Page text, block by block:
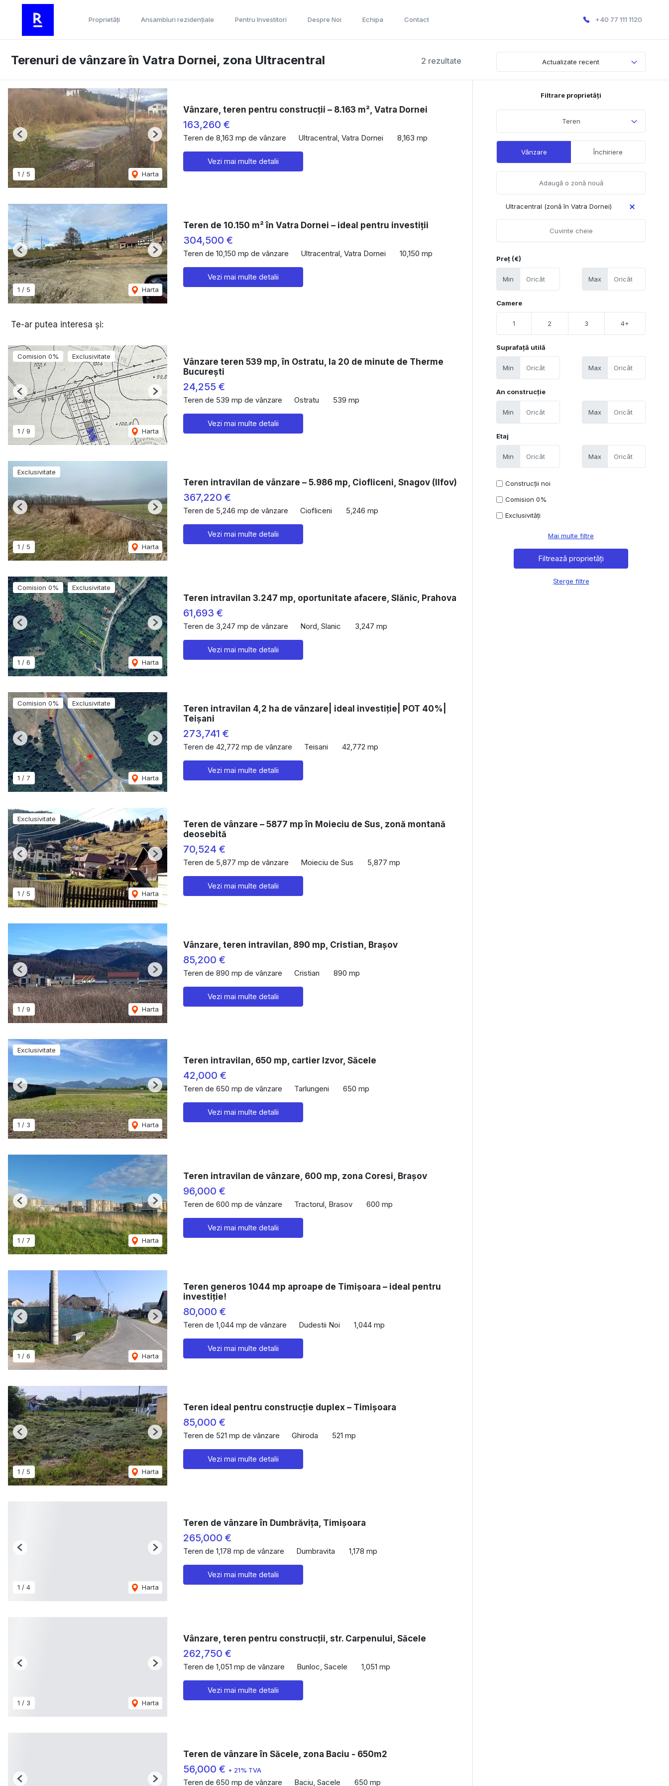
Proprietăți Ansambluri rezidențiale Pentru Investitori Despre Noi Echipa Contact +40 77 111 1120
2 rezultate
Terenuri de vânzare în Vatra Dornei, zona Ultracentral Actualizate recent
1 / 5 Harta
Previous Next
Vânzare, teren pentru construcții – 8.163 m², Vatra Dornei
163,260 €
Teren de 8,163 mp de vânzare Ultracentral, Vatra Dornei 8,163 mp
Vezi mai multe detalii
1 / 5 Harta
Previous Next
Teren de 10.150 m² în Vatra Dornei – ideal pentru investiții
304,500 €
Teren de 10,150 mp de vânzare Ultracentral, Vatra Dornei 10,150 mp
Vezi mai multe detalii
Te-ar putea interesa și:
Comision 0% Exclusivitate
1 / 9 Harta
Previous Next
Vânzare teren 539 mp, în Ostratu, la 20 de minute de Therme
București
24,255 €
Teren de 539 mp de vânzare Ostratu 539 mp
Vezi mai multe detalii
Exclusivitate
1 / 5 Harta
Previous Next
Teren intravilan de vânzare – 5.986 mp, Ciofliceni, Snagov (Ilfov)
367,220 €
Teren de 5,246 mp de vânzare Ciofliceni 5,246 mp
Vezi mai multe detalii
Comision 0% Exclusivitate
1 / 6 Harta
Previous Next
Teren intravilan 3.247 mp, oportunitate afacere, Slănic, Prahova
61,693 €
Teren de 3,247 mp de vânzare Nord, Slanic 3,247 mp
Vezi mai multe detalii
Comision 0% Exclusivitate
1 / 7 Harta
Previous Next
Teren intravilan 4,2 ha de vânzare| ideal investiție| POT 40%|
Teișani
273,741 €
Teren de 42,772 mp de vânzare Teisani 42,772 mp
Vezi mai multe detalii
Exclusivitate
1 / 5 Harta
Previous Next
Teren de vânzare – 5877 mp în Moieciu de Sus, zonă montană
deosebită
70,524 €
Teren de 5,877 mp de vânzare Moieciu de Sus 5,877 mp
Vezi mai multe detalii
1 / 9 Harta
Previous Next
Vânzare, teren intravilan, 890 mp, Cristian, Brașov
85,200 €
Teren de 890 mp de vânzare Cristian 890 mp
Vezi mai multe detalii
Exclusivitate
1 / 3 Harta
Previous Next
Teren intravilan, 650 mp, cartier Izvor, Săcele
42,000 €
Teren de 650 mp de vânzare Tarlungeni 650 mp
Vezi mai multe detalii
1 / 7 Harta
Previous Next
Teren intravilan de vânzare, 600 mp, zona Coresi, Brașov
96,000 €
Teren de 600 mp de vânzare Tractorul, Brasov 600 mp
Vezi mai multe detalii
1 / 6 Harta
Previous Next
Teren generos 1044 mp aproape de Timișoara – ideal pentru
investiție!
80,000 €
Teren de 1,044 mp de vânzare Dudestii Noi 1,044 mp
Vezi mai multe detalii
1 / 5 Harta
Previous Next
Teren ideal pentru construcție duplex – Timișoara
85,000 €
Teren de 521 mp de vânzare Ghiroda 521 mp
Vezi mai multe detalii
1 / 4 Harta
Previous Next
Teren de vânzare în Dumbrăvița, Timișoara
265,000 €
Teren de 1,178 mp de vânzare Dumbravita 1,178 mp
Vezi mai multe detalii
1 / 3 Harta
Previous Next
Vânzare, teren pentru construcții, str. Carpenului, Săcele
262,750 €
Teren de 1,051 mp de vânzare Bunloc, Sacele 1,051 mp
Vezi mai multe detalii
Previous Next
Teren de vânzare în Săcele, zona Baciu - 650m2
56,000 € + 21% TVA
Teren de 650 mp de vânzare Baciu, Sacele 650 mp
Filtrare proprietăți
Teren
Vânzare Închiriere
Ultracentral (zonă în Vatra Dornei)
Preț (€)
Min Max
Camere
1 2 3 4+
Suprafață utilă
Min Max
An construcție
Min Max
Etaj
Min Max
Construcții noi
Comision 0%
Exclusivități
Mai multe filtre
Șterge filtre